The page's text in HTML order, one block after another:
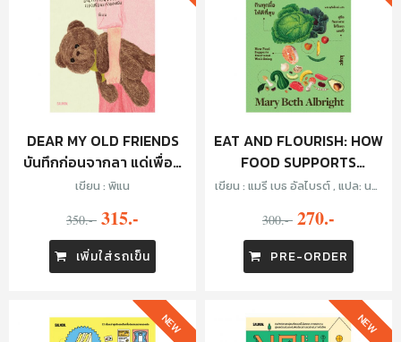
DEAR MY OLD FRIENDS
บันทึกก่อนจากลา แด่เพื่อน
เก่าของฉัน
เขียน : พิแน
350.- 315.-
เพิ่มใส่รถเข็น
EAT AND FLOURISH: HOW
FOOD SUPPORTS
EMOTIONAL WELL-BEING
เขียน : แมรี เบธ อัลไบรต์ , แปล: นรา
300.- 270.-
PRE-ORDER
NEW NEW